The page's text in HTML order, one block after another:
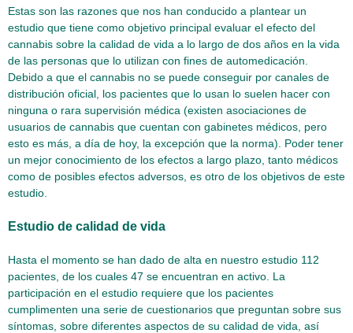
Estas son las razones que nos han conducido a plantear un
estudio que tiene como objetivo principal evaluar el efecto del
cannabis sobre la calidad de vida a lo largo de dos años en la vida
de las personas que lo utilizan con fines de automedicación.
Debido a que el cannabis no se puede conseguir por canales de
distribución oficial, los pacientes que lo usan lo suelen hacer con
ninguna o rara supervisión médica (existen asociaciones de
usuarios de cannabis que cuentan con gabinetes médicos, pero
esto es más, a día de hoy, la excepción que la norma). Poder tener
un mejor conocimiento de los efectos a largo plazo, tanto médicos
como de posibles efectos adversos, es otro de los objetivos de este
estudio.
Estudio de calidad de vida
Hasta el momento se han dado de alta en nuestro estudio 112
pacientes, de los cuales 47 se encuentran en activo. La
participación en el estudio requiere que los pacientes
cumplimenten una serie de cuestionarios que preguntan sobre sus
síntomas, sobre diferentes aspectos de su calidad de vida, así